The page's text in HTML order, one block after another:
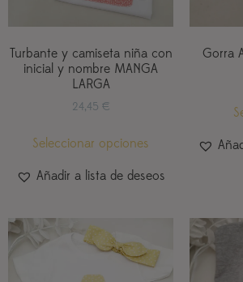
Turbante y camiseta niña con
inicial y nombre MANGA
LARGA
24,45 €
Seleccionar opciones
Añadir a lista de deseos
Gorra